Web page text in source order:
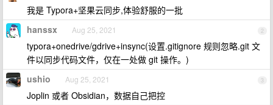
我是 Typora+坚果云同步,体验舒服的一批
2
hanssx Aug 25, 2021
typora+onedrive/gdrive+insync(设置.gitignore 规则忽略.git 文
件以同步代码文件，仅在一处做 git 操作。)
3
ushio Aug 25, 2021
Joplin 或者 Obsidian，数据自己把控